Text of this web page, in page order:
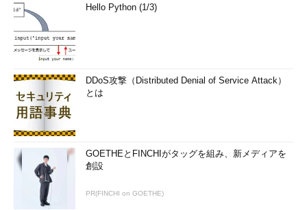
Hello Python (1/3)
DDoS攻撃（Distributed Denial of Service Attack）
とは
GOETHEとFINCHIがタッグを組み、新メディアを
創設
PR(FINCHI on GOETHE)